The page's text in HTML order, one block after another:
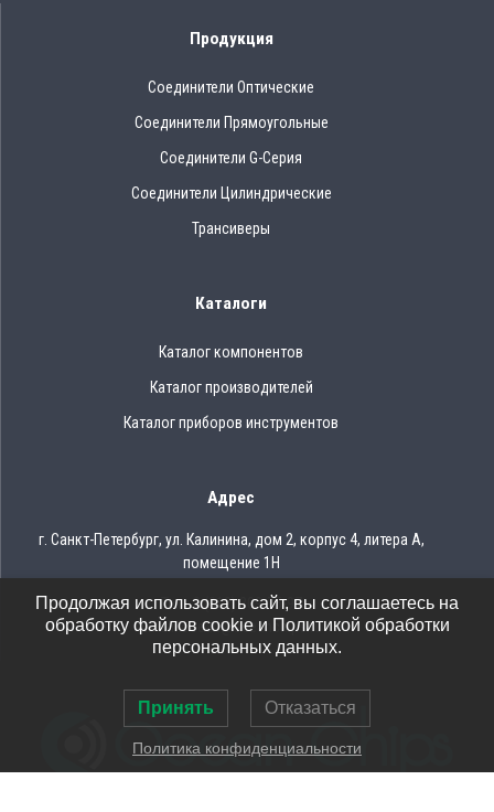
Продукция
Соединители Оптические
Соединители Прямоугольные
Соединители G-Серия
Соединители Цилиндрические
Трансиверы
Каталоги
Каталог компонентов
Каталог производителей
Каталог приборов инструментов
Адрес
г. Санкт-Петербург, ул. Калинина, дом 2, корпус 4, литера А,
помещение 1Н
Тел.: 8 (812) 309-75-97
Email: ocean@oceanchips.ru
Продолжая использовать сайт, вы соглашаетесь на
обработку файлов cookie и Политикой обработки
персональных данных.
Принять Отказаться
Политика конфиденциальности